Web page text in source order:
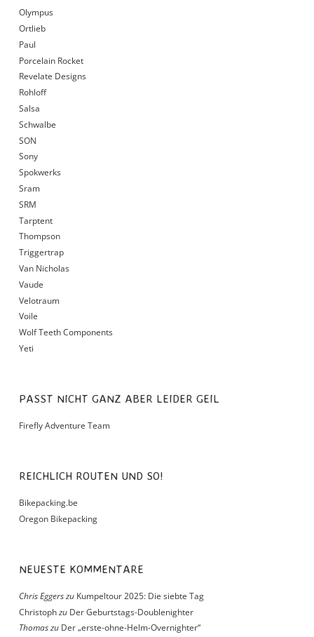
Olympus
Ortlieb
Paul
Porcelain Rocket
Revelate Designs
Rohloff
Salsa
Schwalbe
SON
Sony
Spokwerks
Sram
SRM
Tarptent
Thompson
Triggertrap
Van Nicholas
Vaude
Velotraum
Voile
Wolf Teeth Components
Yeti
PASST NICHT GANZ ABER LEIDER GEIL
Firefly Adventure Team
REICHLICH ROUTEN UND SO!
Bikepacking.be
Oregon Bikepacking
NEUESTE KOMMENTARE
Chris Eggerszu Kumpeltour 2025: Die siebte Tag
Christophzu Der Geburtstags-Doublenighter
Thomaszu Der „erste-ohne-Helm-Overnighter“